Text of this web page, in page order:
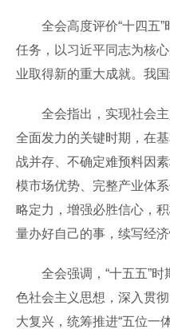
全会高度评价“十四五”
任务，以习近平同志为核
业取得新的重大成就。我
全会指出，实现社会主
全面发力的关键时期，在
战并存、不确定难预料因
模市场优势、完整产业体
略定力，增强必胜信心，
量办好自己的事，续写经
全会强调，“十五五”时
色社会主义思想，深入贯
大复兴，统筹推进“五位一